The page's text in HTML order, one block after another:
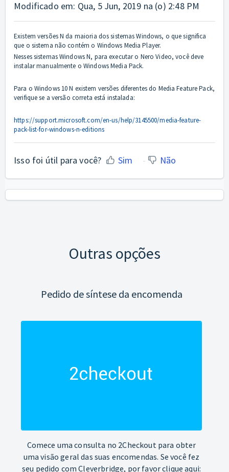
Modificado em: Qua, 5 Jun, 2019 na (o) 2:48 PM
Existem versões N da maioria dos sistemas Windows, o que significa
que o sistema não contém o Windows Media Player.
Nesses sistemas Windows N, para executar o Nero Video, você deve
instalar manualmente o Windows Media Pack.
Para o Windows 10 N existem versões diferentes do Media Feature Pack,
verifique se a versão correta está instalada:
https://support.microsoft.com/en-us/help/3145500/media-feature-
pack-list-for-windows-n-editions
Isso foi útil para você? Sim Não
Outras opções
Pedido de síntese da encomenda
Comece uma consulta no 2Checkout para obter
uma visão geral das suas encomendas. Se você fez
seu pedido com Cleverbridge, por favor clique aqui: